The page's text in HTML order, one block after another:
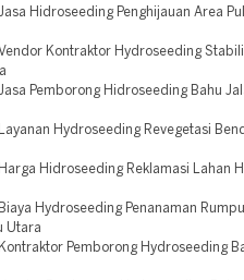
Hidroseeding Penghijauan Area
Kontraktor Hydroseeding
Pemborong Hidroseeding Bahu
Hydroseeding Revegetasi
Hidroseeding Reklamasi Lahan
Hydroseeding Penanaman
Utara
Pemborong Hydroseeding